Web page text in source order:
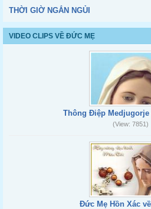
THỜI GIỜ NGẮN NGỦI
VIDEO CLIPS VỀ ĐỨC MẸ
Thông Điệp Medjugorje
(View: 7851)
Đức Mẹ Hồn Xác